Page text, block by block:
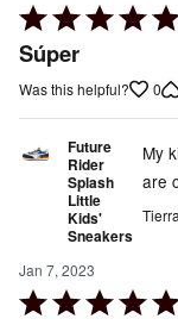
Rated
5
of
Súper
Was this helpful? 0
Future
Rider
Splash
Little
Kids'
Sneakers
Jan 7, 2023
Rated
My
are